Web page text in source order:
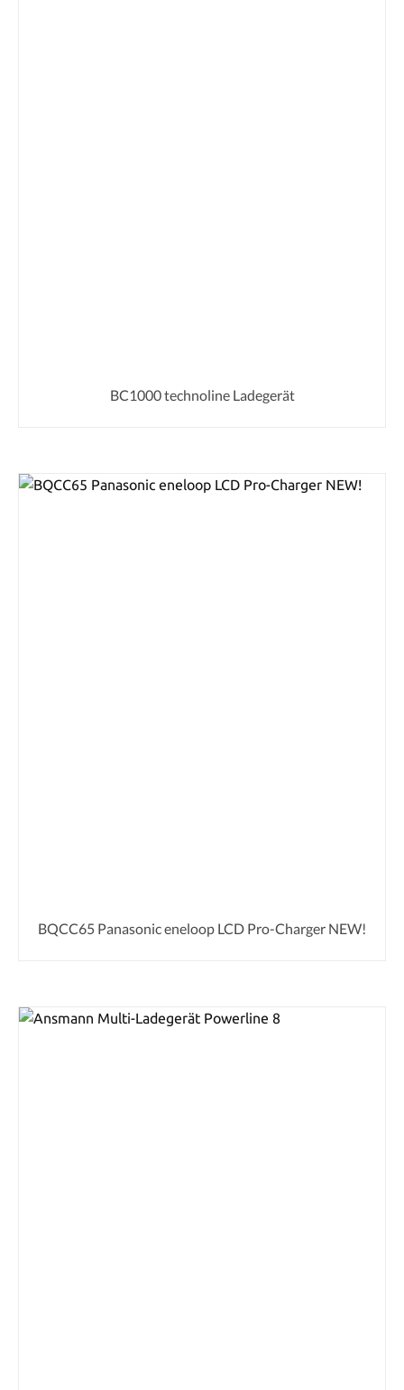
BC1000 technoline Ladegerät
BQCC65 Panasonic eneloop LCD Pro-Charger NEW!